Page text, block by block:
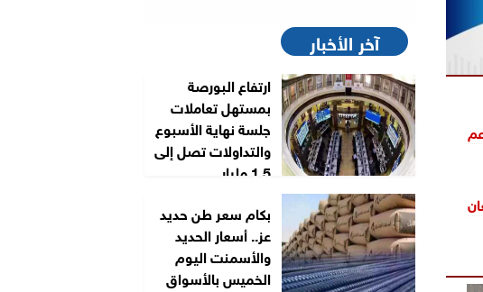
آخر الأخبار
ارتفاع البورصة
بمستهل تعاملات
جلسة نهاية الأسبوع
والتداولات تصل إلى
1.5 مليار...
بكام سعر طن حديد
عز.. أسعار الحديد
والأسمنت اليوم
الخميس بالأسواق